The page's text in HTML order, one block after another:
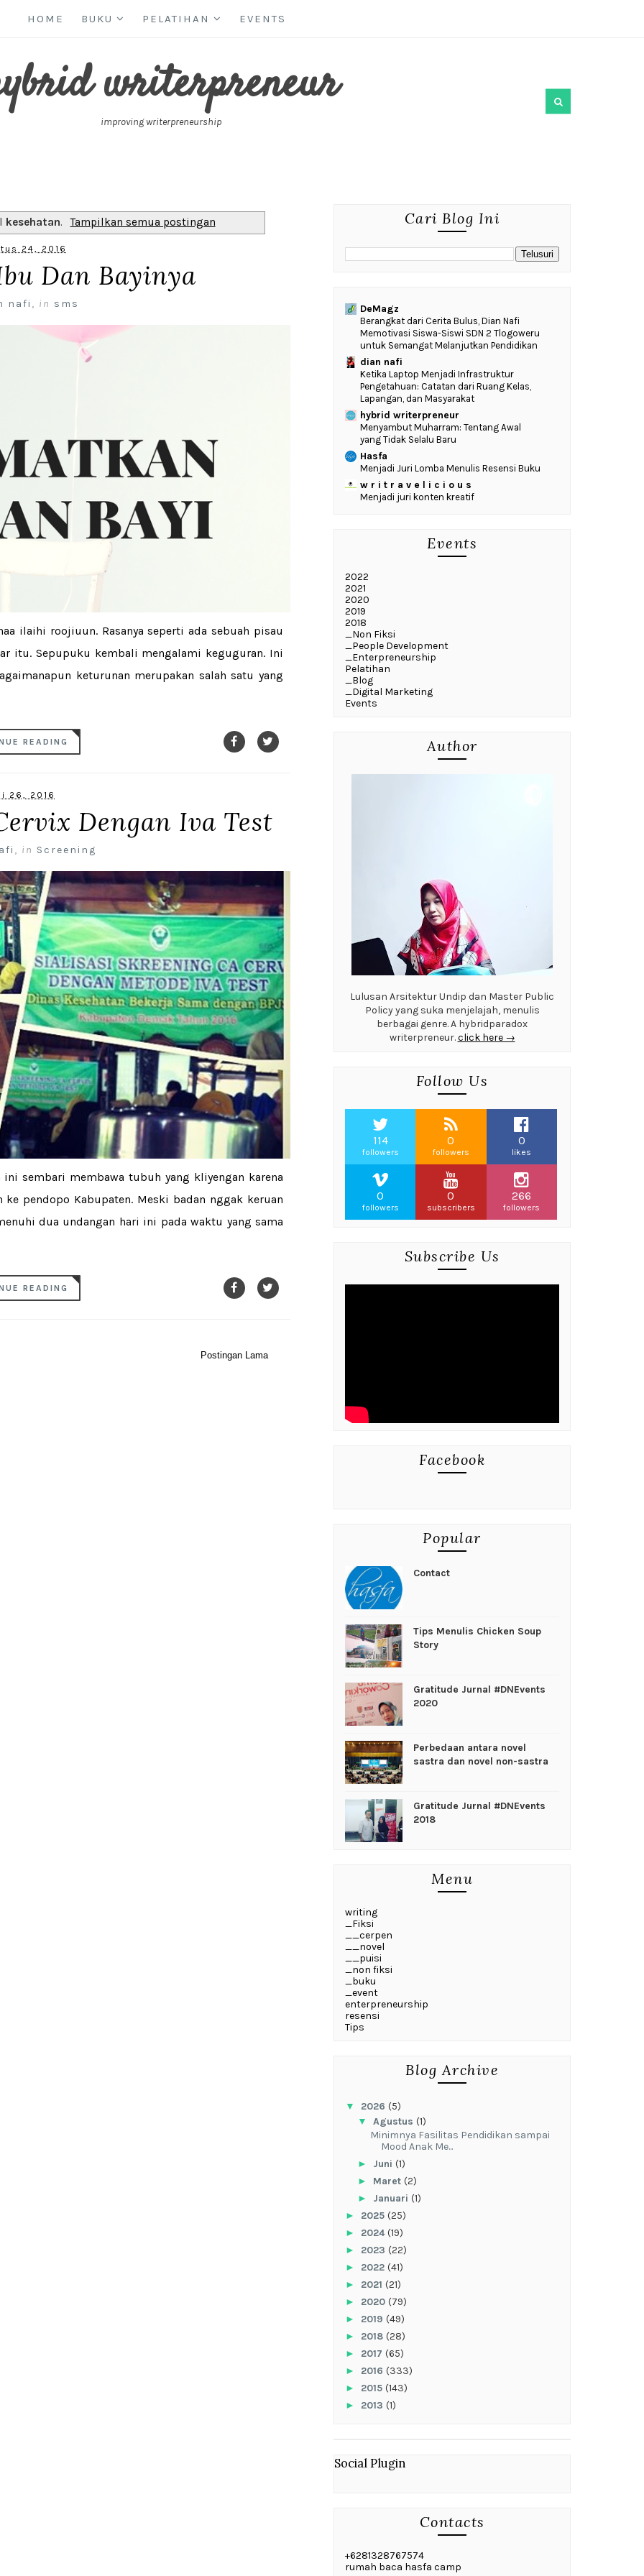
HOME BUKU PELATIHAN EVENTS
writerpreneur
improving writerpreneurship
kesehatan. Tampilkan semua postingan
24, 2016
Dan Bayinya
nafi , in sms
ilaihi roojiuun. Rasanya seperti ada sebuah pisau
itu. Sepupuku kembali mengalami keguguran. Ini
keturunan merupakan salah satu yang
READING
26, 2016
Dengan Iva Test
, in Screening
ini sembari membawa tubuh yang kliyengan karena
pendopo Kabupaten. Meski badan nggak keruan
dua undangan hari ini pada waktu yang sama
READING
Postingan Lama
Cari Blog Ini
DeMagz
‎Berangkat dari Cerita Bulus, Dian Nafi
Memotivasi Siswa-Siswi SDN 2 Tlogoweru
untuk Semangat Melanjutkan Pendidikan
dian nafi
Ketika Laptop Menjadi Infrastruktur
Pengetahuan: Catatan dari Ruang Kelas,
Lapangan, dan Masyarakat
hybrid writerpreneur
Menyambut Muharram: Tentang Awal
yang Tidak Selalu Baru
Hasfa
Menjadi Juri Lomba Menulis Resensi Buku
w r i t r a v e l i c i o u s
Menjadi juri konten kreatif
Events
2022
2021
2020
2019
2018
_Non Fiksi
_People Development
_Enterpreneurship
Pelatihan
_Blog
_Digital Marketing
Events
Author
Lulusan Arsitektur Undip dan Master Public
Policy yang suka menjelajah, menulis
berbagai genre. A hybridparadox
writerpreneur.click here →
Follow Us
114
followers
0
followers
0
likes
0
followers
0
subscribers
266
followers
Subscribe Us
Facebook
Popular
Contact
Tips Menulis Chicken Soup
Story
Gratitude Jurnal #DNEvents
2020
Perbedaan antara novel
sastra dan novel non-sastra
Gratitude Jurnal #DNEvents
2018
Menu
writing
_Fiksi
__cerpen
__novel
__puisi
_non fiksi
_buku
_event
enterpreneurship
resensi
Tips
Blog Archive
▼ 2026 (5)
▼ Agustus (1)
‎Minimnya Fasilitas Pendidikan sampai
Mood Anak Me...
► Juni (1)
► Maret (2)
► Januari (1)
► 2025 (25)
► 2024(19)
► 2023 (22)
► 2022 (41)
► 2021 (21)
► 2020 (79)
► 2019 (49)
► 2018 (28)
► 2017 (65)
► 2016 (333)
► 2015 (143)
► 2013 (1)
Social Plugin
Contacts
+6281328767574
rumah baca hasfa camp